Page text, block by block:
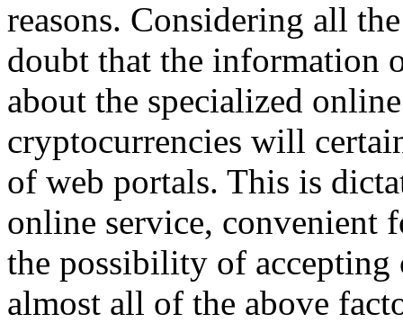
reasons. Considering all
doubt that the information
about the specialized
cryptocurrencies will
of web portals. This is
online service, convenient
the possibility of accepting
almost all of the above